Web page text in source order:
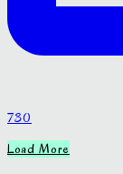
730
Load More